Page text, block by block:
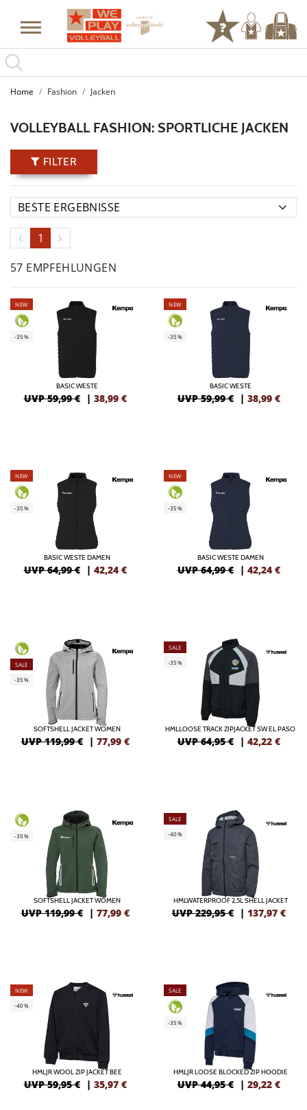
Home Fashion Jacken
VOLLEYBALL FASHION: SPORTLICHE JACKEN
FILTER
1
57 EMPFEHLUNGEN
NEW
-35%
BASIC WESTE
UVP 59,99 € | 38,99 €
NEW
-35%
BASIC WESTE
UVP 59,99 € | 38,99 €
NEW
-35%
BASIC WESTE DAMEN
UVP 64,99 € | 42,24 €
NEW
-35%
BASIC WESTE DAMEN
UVP 64,99 € | 42,24 €
SALE
-35%
SOFTSHELL JACKET WOMEN
UVP 119,99 € | 77,99 €
SALE
-35%
HMLLOOSE TRACK ZIPJACKET SW EL PASO
UVP 64,95 € | 42,22 €
-35%
SOFTSHELL JACKET WOMEN
UVP 119,99 € | 77,99 €
SALE
-40%
HMLWATERPROOF 2.5L SHELL JACKET
UVP 229,95 € | 137,97 €
NEW
-40%
HMLJR WOOL ZIP JACKET BEE
UVP 59,95 € | 35,97 €
SALE
-35%
HMLJR LOOSE BLOCKED ZIP HOODIE
UVP 44,95 € | 29,22 €